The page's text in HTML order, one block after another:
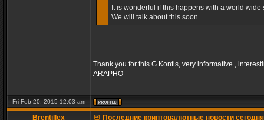
It is wonderful if this happens with a world
We will talk about this soon....
Thank you for this G.Kontis, very informative ,
ARAPHO
Fri Feb 20, 2015 12:03 am
Brentillex
Последние криптовалютные новости сегодня